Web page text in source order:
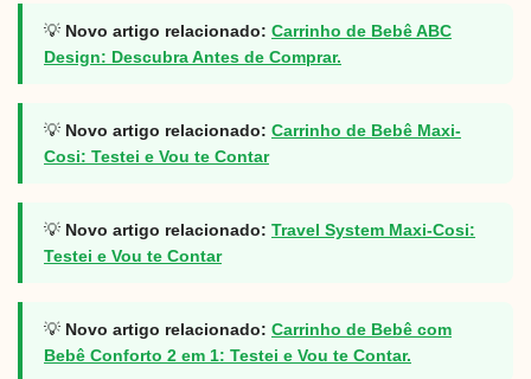
💡 Novo artigo relacionado: Carrinho de Bebê ABC
Design: Descubra Antes de Comprar.
💡 Novo artigo relacionado: Carrinho de Bebê Maxi-
Cosi: Testei e Vou te Contar
💡 Novo artigo relacionado: Travel System Maxi-Cosi:
Testei e Vou te Contar
💡 Novo artigo relacionado: Carrinho de Bebê com
Bebê Conforto 2 em 1: Testei e Vou te Contar.